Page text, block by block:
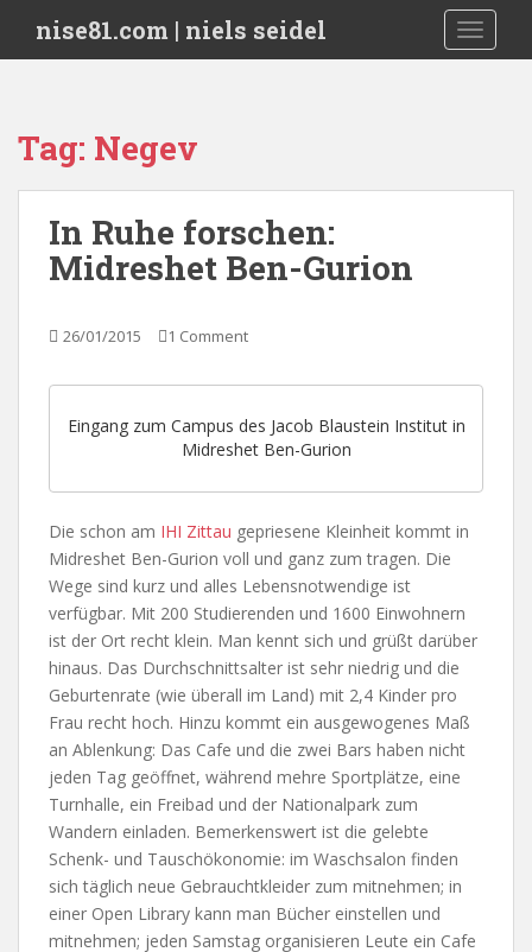
i
nise81.com | niels seidel
Tag: Negev
In Ruhe forschen:
Midreshet Ben-Gurion
26/01/2015 1 Comment
Eingang zum Campus des Jacob Blaustein Institut in
Midreshet Ben-Gurion
Die schon am IHI Zittau gepriesene Kleinheit kommt in
Midreshet Ben-Gurion voll und ganz zum tragen. Die
Wege sind kurz und alles Lebensnotwendige ist
verfügbar. Mit 200 Studierenden und 1600 Einwohnern
ist der Ort recht klein. Man kennt sich und grüßt darüber
hinaus. Das Durchschnittsalter ist sehr niedrig und die
Geburtenrate (wie überall im Land) mit 2,4 Kinder pro
Frau recht hoch. Hinzu kommt ein ausgewogenes Maß
an Ablenkung: Das Cafe und die zwei Bars haben nicht
jeden Tag geöffnet, während mehre Sportplätze, eine
Turnhalle, ein Freibad und der Nationalpark zum
Wandern einladen. Bemerkenswert ist die gelebte
Schenk- und Tauschökonomie: im Waschsalon finden
sich täglich neue Gebrauchtkleider zum mitnehmen; in
einer Open Library kann man Bücher einstellen und
mitnehmen; jeden Samstag organisieren Leute ein Cafe